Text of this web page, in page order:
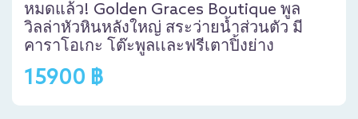
หมดแล้ว! Golden Graces Boutique พูล
วิลล่าหัวหินหลังใหญ่ สระว่ายน้ำส่วนตัว มี
คาราโอเกะ โต๊ะพูลเเละฟรีเตาปิ้งย่าง
15900 ฿